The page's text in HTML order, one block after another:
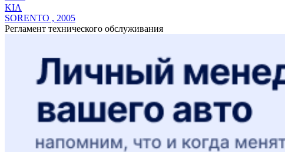
KIA
SORENTO , 2005
Регламент технического обслуживания